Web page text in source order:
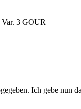
Var. 3 GOUR —
Ich gebe nun